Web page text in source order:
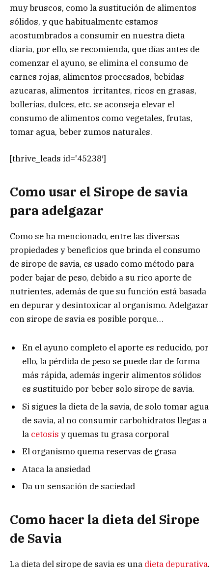
muy bruscos, como la sustitución de alimentos
sólidos, y que habitualmente estamos
acostumbrados a consumir en nuestra dieta
diaria, por ello, se recomienda, que días antes de
comenzar el ayuno, se elimina el consumo de
carnes rojas, alimentos procesados, bebidas
azucaras, alimentos irritantes, ricos en grasas,
bollerías, dulces, etc. se aconseja elevar el
consumo de alimentos como vegetales, frutas,
tomar agua, beber zumos naturales.
[thrive_leads id='45238′]
Como usar el Sirope de savia
para adelgazar
Como se ha mencionado, entre las diversas
propiedades y beneficios que brinda el consumo
de sirope de savia, es usado como método para
poder bajar de peso, debido a su rico aporte de
nutrientes, además de que su función está basada
en depurar y desintoxicar al organismo. Adelgazar
con sirope de savia es posible porque…
En el ayuno completo el aporte es reducido, por
ello, la pérdida de peso se puede dar de forma
más rápida, además ingerir alimentos sólidos
es sustituido por beber solo sirope de savia.
Si sigues la dieta de la savia, de solo tomar agua
de savia, al no consumir carbohidratos llegas a
la cetosis y quemas tu grasa corporal
El organismo quema reservas de grasa
Ataca la ansiedad
Da un sensación de saciedad
Como hacer la dieta del Sirope
de Savia
La dieta del sirope de savia es una dieta depurativa.